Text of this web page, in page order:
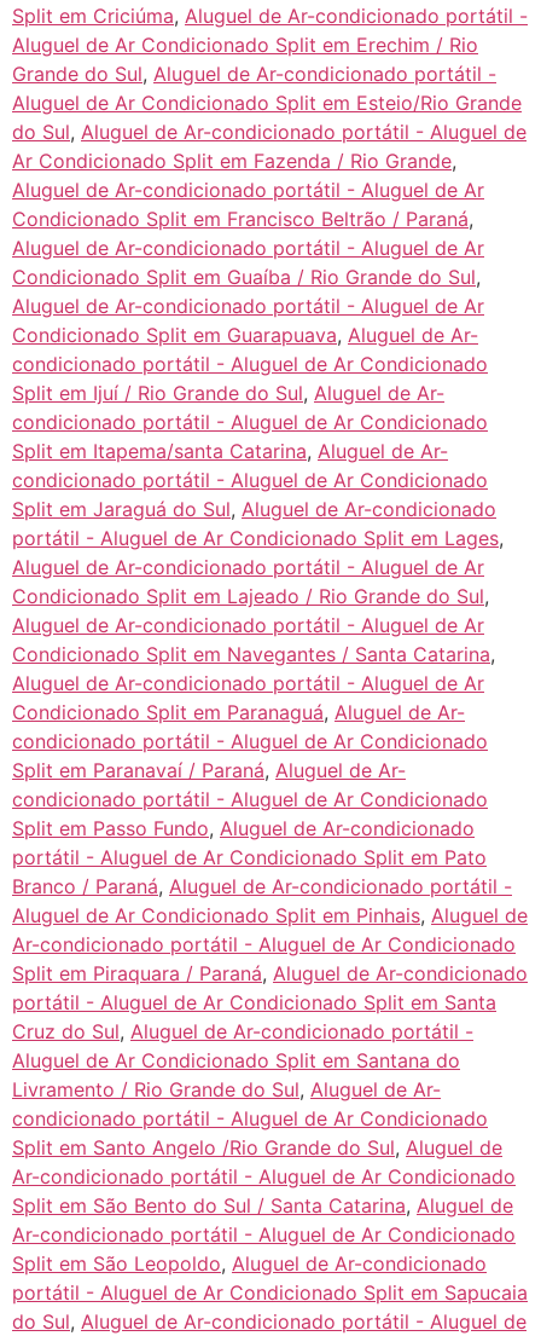
Split em Criciúma, Aluguel de Ar-condicionado portátil -
Aluguel de Ar Condicionado Split em Erechim / Rio
Grande do Sul, Aluguel de Ar-condicionado portátil -
Aluguel de Ar Condicionado Split em Esteio/Rio Grande
do Sul, Aluguel de Ar-condicionado portátil - Aluguel de
Ar Condicionado Split em Fazenda / Rio Grande,
Aluguel de Ar-condicionado portátil - Aluguel de Ar
Condicionado Split em Francisco Beltrão / Paraná,
Aluguel de Ar-condicionado portátil - Aluguel de Ar
Condicionado Split em Guaíba / Rio Grande do Sul,
Aluguel de Ar-condicionado portátil - Aluguel de Ar
Condicionado Split em Guarapuava, Aluguel de Ar-
condicionado portátil - Aluguel de Ar Condicionado
Split em Ijuí / Rio Grande do Sul, Aluguel de Ar-
condicionado portátil - Aluguel de Ar Condicionado
Split em Itapema/santa Catarina, Aluguel de Ar-
condicionado portátil - Aluguel de Ar Condicionado
Split em Jaraguá do Sul, Aluguel de Ar-condicionado
portátil - Aluguel de Ar Condicionado Split em Lages,
Aluguel de Ar-condicionado portátil - Aluguel de Ar
Condicionado Split em Lajeado / Rio Grande do Sul,
Aluguel de Ar-condicionado portátil - Aluguel de Ar
Condicionado Split em Navegantes / Santa Catarina,
Aluguel de Ar-condicionado portátil - Aluguel de Ar
Condicionado Split em Paranaguá, Aluguel de Ar-
condicionado portátil - Aluguel de Ar Condicionado
Split em Paranavaí / Paraná, Aluguel de Ar-
condicionado portátil - Aluguel de Ar Condicionado
Split em Passo Fundo, Aluguel de Ar-condicionado
portátil - Aluguel de Ar Condicionado Split em Pato
Branco / Paraná, Aluguel de Ar-condicionado portátil -
Aluguel de Ar Condicionado Split em Pinhais, Aluguel de
Ar-condicionado portátil - Aluguel de Ar Condicionado
Split em Piraquara / Paraná, Aluguel de Ar-condicionado
portátil - Aluguel de Ar Condicionado Split em Santa
Cruz do Sul, Aluguel de Ar-condicionado portátil -
Aluguel de Ar Condicionado Split em Santana do
Livramento / Rio Grande do Sul, Aluguel de Ar-
condicionado portátil - Aluguel de Ar Condicionado
Split em Santo Angelo /Rio Grande do Sul, Aluguel de
Ar-condicionado portátil - Aluguel de Ar Condicionado
Split em São Bento do Sul / Santa Catarina, Aluguel de
Ar-condicionado portátil - Aluguel de Ar Condicionado
Split em São Leopoldo, Aluguel de Ar-condicionado
portátil - Aluguel de Ar Condicionado Split em Sapucaia
do Sul, Aluguel de Ar-condicionado portátil - Aluguel de